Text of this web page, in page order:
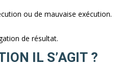
ou de mauvaise exécution.
de résultat.
IL S’AGIT ?